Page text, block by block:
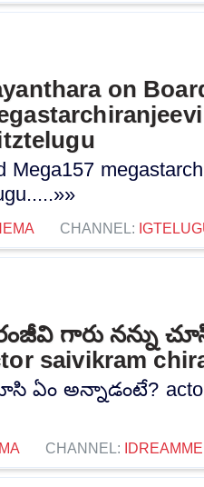
on
Mega157
CHANNEL:
గారు నన్ను
saivikram
ఏం అన్నాడంటే? actor
CHANNEL: